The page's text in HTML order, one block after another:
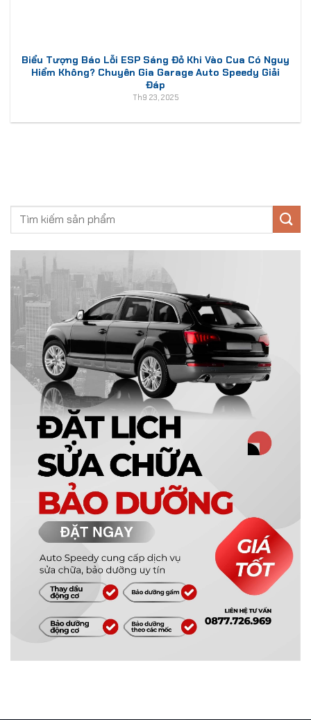
Biểu Tượng Báo Lỗi ESP Sáng Đỏ Khi Vào Cua Có Nguy
Hiểm Không? Chuyên Gia Garage Auto Speedy Giải
Đáp
Th9 23, 2025